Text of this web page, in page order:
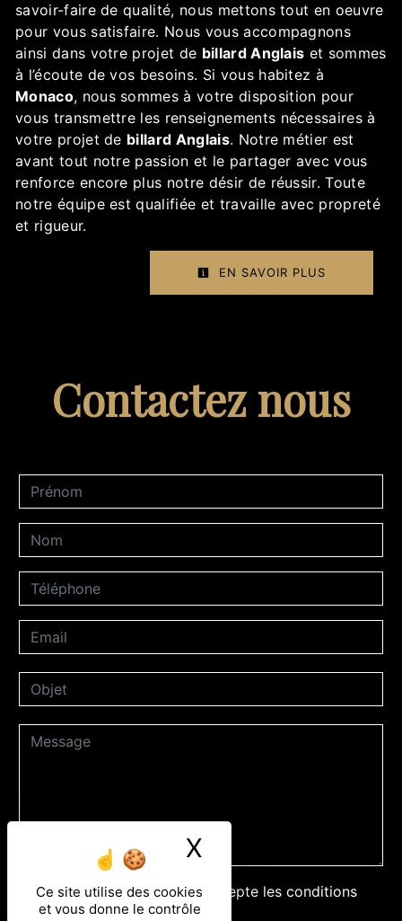
Ce site utilise des cookies
et vous donne le contrôle
X
savoir-faire de qualité, nous mettons tout en oeuvre
pour vous satisfaire. Nous vous accompagnons
ainsi dans votre projet de billard Anglais et sommes
à l’écoute de vos besoins. Si vous habitez à
Monaco, nous sommes à votre disposition pour
vous transmettre les renseignements nécessaires à
votre projet de billard Anglais. Notre métier est
avant tout notre passion et le partager avec vous
renforce encore plus notre désir de réussir. Toute
notre équipe est qualifiée et travaille avec propreté
et rigueur.
EN SAVOIR PLUS
Contactez nous
En cochant cette case, j'accepte les conditions
particulières ci-dessous **